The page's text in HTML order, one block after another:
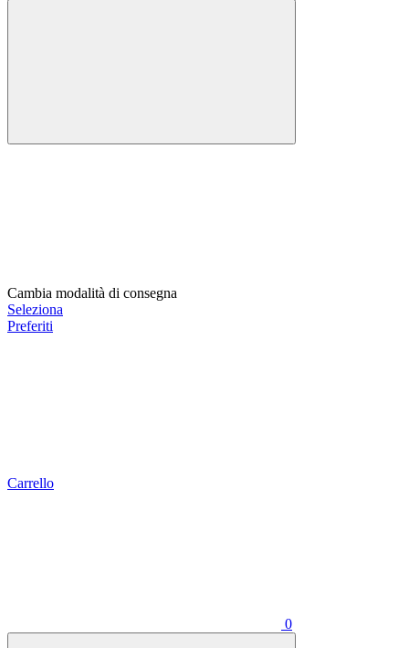
Cambia modalità di consegna
Seleziona
Preferiti
Carrello
0